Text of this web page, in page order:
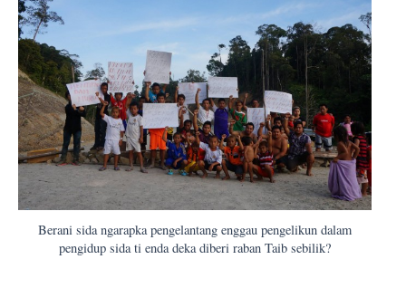
Berani sida ngarapka pengelantang enggau pengelikun dalam
pengidup sida ti enda deka diberi raban Taib sebilik?